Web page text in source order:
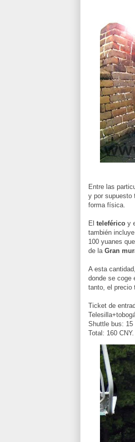
Entre las
y por supuesto
forma física.
El teleférico y
también
100 yuanes
de la Gran
A esta
donde se coge
tanto, el precio
Ticket de
Shuttle bus: 15
Total: 160 CNY.